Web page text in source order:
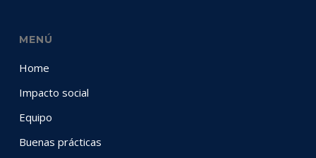
MENÚ
Home
Impacto social
Equipo
Buenas prácticas